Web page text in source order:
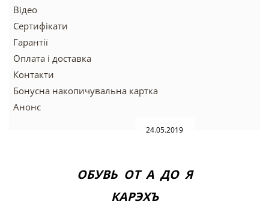
Відео
Сертифікати
Гарантії
Оплата і доставка
Контакти
Бонусна накопичувальна картка
Анонс
24.05.2019
ОБУВЬ ОТ А ДО Я
КАРЭХЪ